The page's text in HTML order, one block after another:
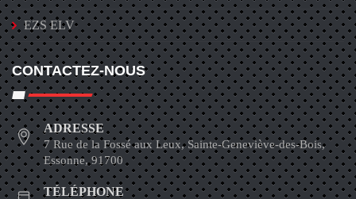
EZS ELV
CONTACTEZ-NOUS
ADRESSE
7 Rue de la Fossé aux Leux, Sainte-Geneviève-des-Bois,
Essonne, 91700
TÉLÉPHONE